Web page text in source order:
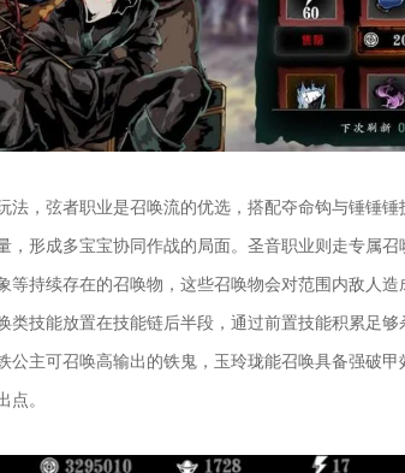
法，弦者职业是召唤流的优选，搭配夺命钩与锤锤
，形成多宝宝协同作战的局面。圣音职业则走专属
等持续存在的召唤物，这些召唤物会对范围内敌人
类技能放置在技能链后半段，通过前置技能积累足
公主可召唤高输出的铁鬼，玉玲珑能召唤具备强破
。